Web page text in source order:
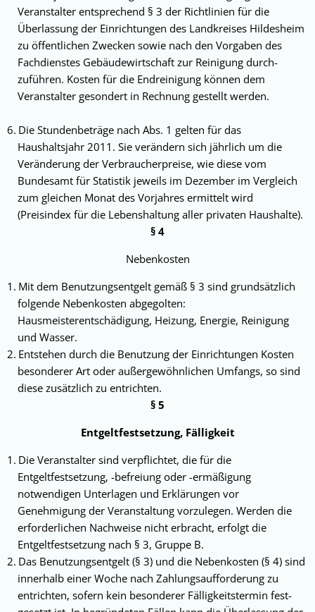
Veranstalter ent­sprechend § 3 der Richtlinien für die
Überlassung der Einrichtungen des Landkreises Hil­desheim
zu öffentlichen Zwecken sowie nach den Vorgaben des
Fachdienstes Gebäudewirt­schaft zur Reini­gung durch­
zuführen. Kosten für die Endreinigung können dem
Veranstalter gesondert in Rechnung gestellt werden.
Die Stundenbeträge nach Abs. 1 gelten für das
Haushaltsjahr 2011. Sie verändern sich jähr­lich um die
Veränderung der Verbraucherpreise, wie diese vom
Bundesamt für Sta­tistik jeweils im Dezember im Vergleich
zum gleichen Monat des Vorjahres ermittelt wird
(Preisindex für die Lebenshaltung aller privaten Haushalte).
§ 4
Nebenkosten
Mit dem Benutzungsentgelt gemäß § 3 sind grundsätzlich
folgende Nebenkosten abge­golten:
Hausmeisterentschädigung, Heizung, Energie, Reinigung
und Wasser.
Entstehen durch die Benutzung der Einrich­tungen Kosten
besonderer Art oder außer­gewöhnlichen Umfangs, so sind
diese zusätzlich zu entrichten.
§ 5
Entgeltfestsetzung, Fälligkeit
Die Veranstalter sind verpflichtet, die für die
Entgeltfestsetzung, -befreiung oder -ermäßi­gung
notwendigen Unterlagen und Erklärungen vor
Genehmigung der Veranstaltung vorzulegen. Werden die
erforderlichen Nachweise nicht er­bracht, erfolgt die
Entgeltfestsetzung nach § 3, Gruppe B.
Das Benutzungsentgelt (§ 3) und die Neben­kosten (§ 4) sind
innerhalb einer Woche nach Zahlungsaufforderung zu
entrichten, sofern kein besonderer Fälligkeitstermin fest­